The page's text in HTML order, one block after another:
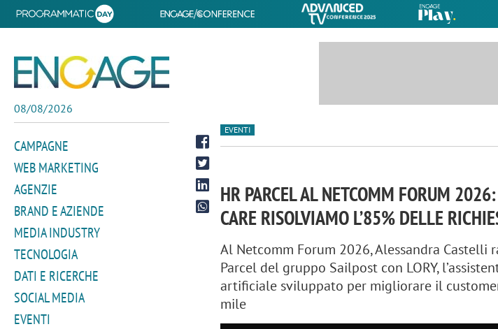
08/08/2026
CAMPAGNE
WEB MARKETING
AGENZIE
BRAND E AZIENDE
MEDIA INDUSTRY
TECNOLOGIA
DATI E RICERCHE
SOCIAL MEDIA
EVENTI
EVENTI
HR PARCEL AL NETCOMM FORUM 2026:
CARE RISOLVIAMO L’85% DELLE
Al Netcomm Forum 2026, Alessandra Castelli
Parcel del gruppo Sailpost con LORY,
artificiale sviluppato per migliorare il
mile